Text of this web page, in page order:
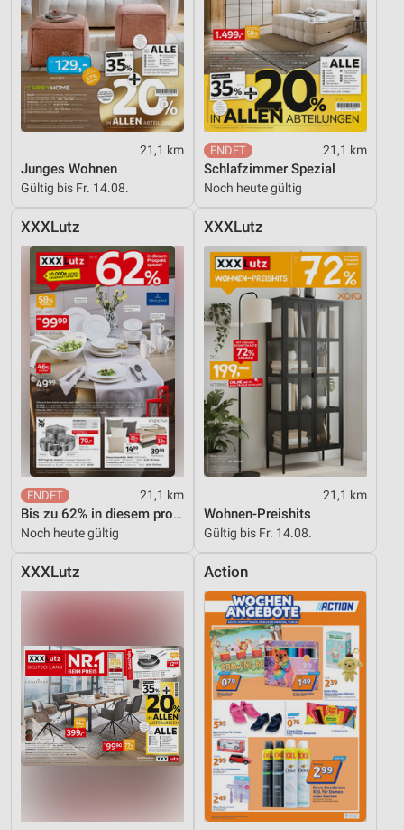
21,1 km
Junges Wohnen
Gültig bis Fr. 14.08.
21,1 km
Schlafzimmer Spezial
Noch heute gültig
XXXLutz
21,1 km
Bis zu 62% in diesem prospekt
Noch heute gültig
XXXLutz
21,1 km
Wohnen-Preishits
Gültig bis Fr. 14.08.
XXXLutz Action